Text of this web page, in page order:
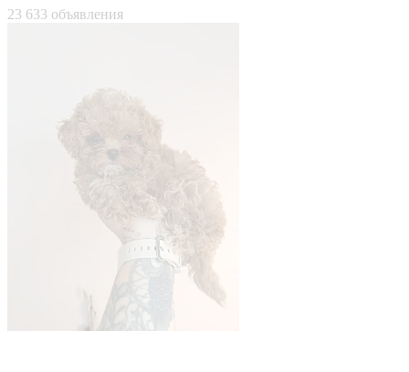
23 633 объявления